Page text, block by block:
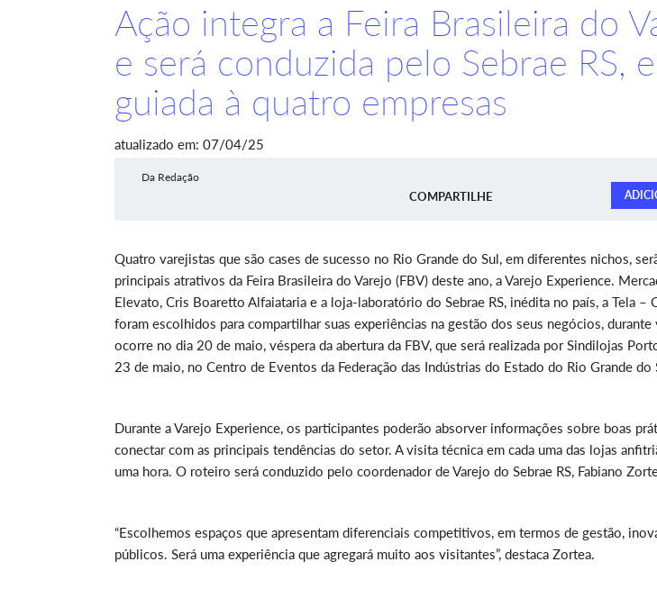
Ação integra a Feira Brasileira do
e será conduzida pelo Sebrae RS,
guiada à quatro empresas
atualizado em: 07/04/25
Da Redação
COMPARTILHE
Quatro varejistas que são cases de sucesso no Rio Grande do Sul, em diferentes nichos,
principais atrativos da Feira Brasileira do Varejo (FBV) deste ano, a Varejo Experience.
Elevato, Cris Boaretto Alfaiataria e a loja-laboratório do Sebrae RS, inédita no país, a Tela –
foram escolhidos para compartilhar suas experiências na gestão dos seus negócios, durante
ocorre no dia 20 de maio, véspera da abertura da FBV, que será realizada por Sindilojas
23 de maio, no Centro de Eventos da Federação das Indústrias do Estado do Rio Grande do
Durante a Varejo Experience, os participantes poderão absorver informações sobre boas
conectar com as principais tendências do setor. A visita técnica em cada uma das lojas
uma hora. O roteiro será conduzido pelo coordenador de Varejo do Sebrae RS, Fabiano
“Escolhemos espaços que apresentam diferenciais competitivos, em termos de gestão,
públicos. Será uma experiência que agregará muito aos visitantes”, destaca Zortea.